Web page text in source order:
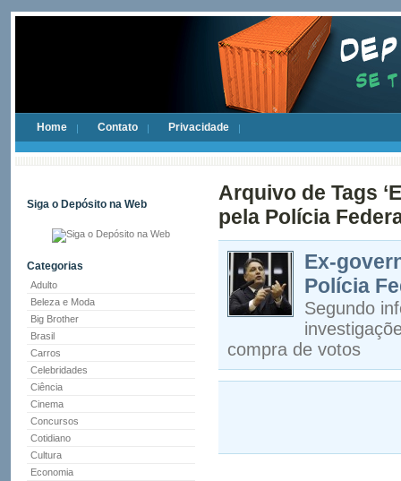
Home Contato Privacidade
Siga o Depósito na Web
Categorias
Adulto
Beleza e Moda
Big Brother
Brasil
Carros
Celebridades
Ciência
Cinema
Concursos
Cotidiano
Cultura
Economia
Arquivo de Tags
pela Polícia
Ex-
Polícia
Segundo
compra de votos